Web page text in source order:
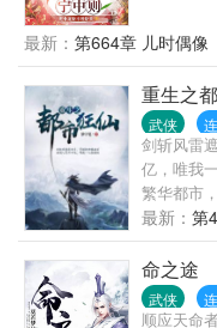
侠之大者
有女神黄
个实力为
从。
最新： 第664章 儿时偶像
重生之
武侠
剑斩风雷
亿，唯我
繁华都市
谁人醒掌
看，万古
那，高高
最新： 第
命之途
武侠
顺应天命